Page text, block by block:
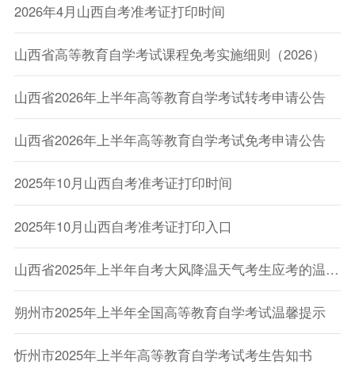
2026年4月山西自考准考证打印时间
山西省高等教育自学考试课程免考实施细则（2026）
山西省2026年上半年高等教育自学考试转考申请公告
山西省2026年上半年高等教育自学考试免考申请公告
2025年10月山西自考准考证打印时间
2025年10月山西自考准考证打印入口
山西省2025年上半年自考大风降温天气考生应考的温馨提示
朔州市2025年上半年全国高等教育自学考试温馨提示
忻州市2025年上半年高等教育自学考试考生告知书